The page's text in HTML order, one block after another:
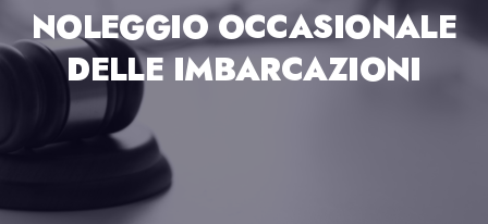
NOLEGGIO OCCASIONALE
DELLE IMBARCAZIONI